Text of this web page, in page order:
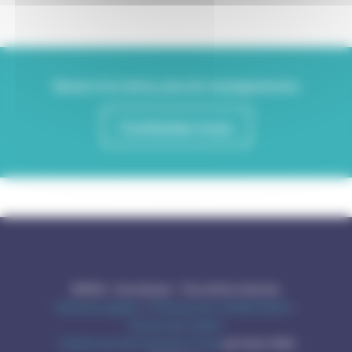
Besoin d'un devis, plus de renseignements
Contactez-nous